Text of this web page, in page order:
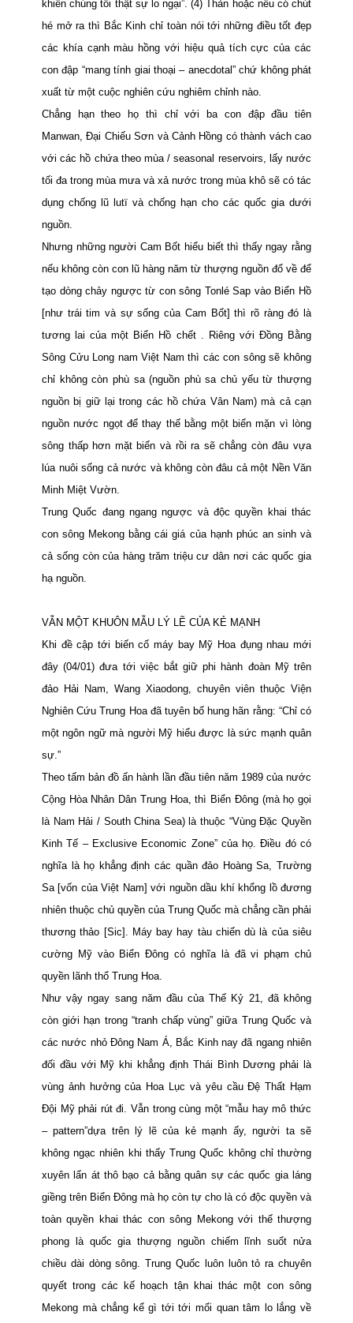
khiến chúng tôi thật sự lo ngại”. (4) Thản hoặc nếu có chút
hé mở ra thì Bắc Kinh chỉ toàn nói tới những điều tốt đẹp
các khía cạnh màu hồng với hiệu quả tích cực của các
con đập “mang tính giai thoại – anecdotal” chứ không phát
xuất từ một cuộc nghiên cứu nghiêm chỉnh nào.
Chẳng hạn theo họ thì chỉ với ba con đập đầu tiên
Manwan, Đại Chiếu Sơn và Cảnh Hồng có thành vách cao
với các hồ chứa theo mùa / seasonal reservoirs, lấy nước
tối đa trong mùa mưa và xả nước trong mùa khô sẽ có tác
dụng chống lũ lutï và chống hạn cho các quốc gia dưới
nguồn.
Nhưng những người Cam Bốt hiểu biết thì thấy ngay rằng
nếu không còn con lũ hàng năm từ thượng nguồn đổ về để
tạo dòng chảy ngược từ con sông Tonlé Sap vào Biển Hồ
[như trái tim và sự sống của Cam Bốt] thì rõ ràng đó là
tương lai của một Biển Hồ chết . Riêng với Đồng Bằng
Sông Cửu Long nam Việt Nam thì các con sông sẽ không
chỉ không còn phù sa (nguồn phù sa chủ yếu từ thượng
nguồn bị giữ lại trong các hồ chứa Vân Nam) mà cả cạn
nguồn nước ngọt để thay thế bằng một biển mặn vì lòng
sông thấp hơn mặt biển và rồi ra sẽ chẳng còn đâu vựa
lúa nuôi sống cả nước và không còn đâu cả một Nền Văn
Minh Miệt Vườn.
Trung Quốc đang ngang ngược và độc quyền khai thác
con sông Mekong bằng cái giá của hạnh phúc an sinh và
cả sống còn của hàng trăm triệu cư dân nơi các quốc gia
hạ nguồn.
VẪN MỘT KHUÔN MẪU LÝ LẼ CỦA KẺ MẠNH
Khi đề cập tới biến cố máy bay Mỹ Hoa đụng nhau mới
đây (04/01) đưa tới việc bắt giữ phi hành đoàn Mỹ trên
đảo Hải Nam, Wang Xiaodong, chuyên viên thuộc Viện
Nghiên Cứu Trung Hoa đã tuyên bố hung hãn rằng: “Chỉ có
một ngôn ngữ mà người Mỹ hiểu được là sức mạnh quân
sự.”
Theo tấm bản đồ ấn hành lần đầu tiên năm 1989 của nước
Cộng Hòa Nhân Dân Trung Hoa, thì Biển Đông (mà họ gọi
là Nam Hải / South China Sea) là thuộc “Vùng Đặc Quyền
Kinh Tế – Exclusive Economic Zone” của họ. Điều đó có
nghĩa là họ khẳng định các quần đảo Hoàng Sa, Trường
Sa [vốn của Việt Nam] với nguồn dầu khí khổng lồ đương
nhiên thuộc chủ quyền của Trung Quốc mà chẳng cần phải
thương thảo [Sic]. Máy bay hay tàu chiến dù là của siêu
cường Mỹ vào Biển Đông có nghĩa là đã vi phạm chủ
quyền lãnh thổ Trung Hoa.
Như vậy ngay sang năm đầu của Thế Kỷ 21, đã không
còn giới hạn trong “tranh chấp vùng” giữa Trung Quốc và
các nước nhỏ Đông Nam Á, Bắc Kinh nay đã ngang nhiên
đối đầu với Mỹ khi khẳng định Thái Bình Dương phải là
vùng ảnh hưởng của Hoa Lục và yêu cầu Đệ Thất Hạm
Đội Mỹ phải rút đi. Vẫn trong cùng một “mẫu hay mô thức
– pattern”dựa trên lý lẽ của kẻ mạnh ấy, người ta sẽ
không ngạc nhiên khi thấy Trung Quốc không chỉ thường
xuyên lấn át thô bạo cả bằng quân sự các quốc gia láng
giềng trên Biển Đông mà họ còn tự cho là có độc quyền và
toàn quyền khai thác con sông Mekong với thế thượng
phong là quốc gia thượng nguồn chiếm lĩnh suốt nửa
chiều dài dòng sông. Trung Quốc luôn luôn tỏ ra chuyên
quyết trong các kế hoạch tận khai thác một con sông
Mekong mà chẳng kể gì tới tới mối quan tâm lo lắng về